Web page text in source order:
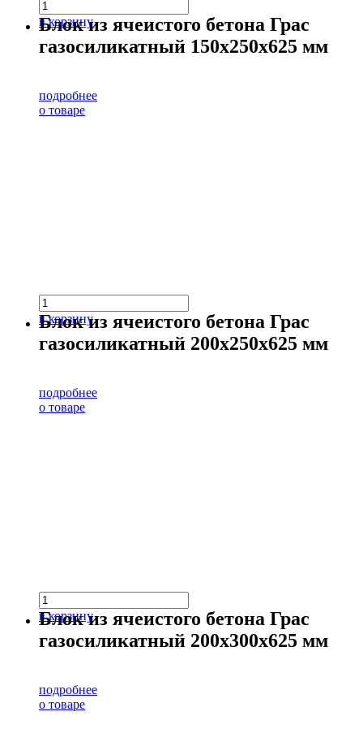
в корзину
Блок из ячеистого бетона Грас
газосиликатный 150х250х625 мм
подробнее
о товаре
в корзину
Блок из ячеистого бетона Грас
газосиликатный 200х250х625 мм
подробнее
о товаре
в корзину
Блок из ячеистого бетона Грас
газосиликатный 200х300х625 мм
подробнее
о товаре